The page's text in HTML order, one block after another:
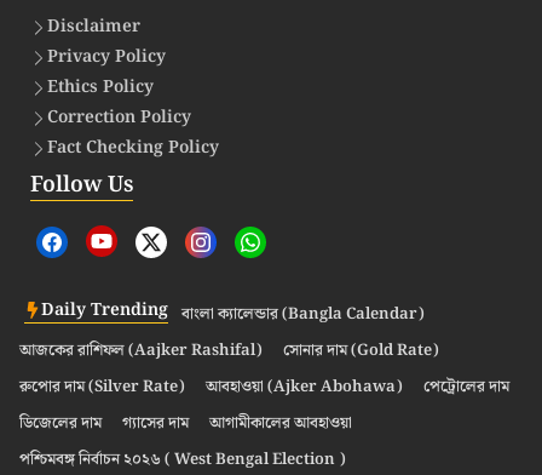
Disclaimer
Privacy Policy
Ethics Policy
Correction Policy
Fact Checking Policy
Follow Us
Daily Trending বাংলা ক্যালেন্ডার (Bangla Calendar)
আজকের রাশিফল (Aajker Rashifal)
সোনার দাম (Gold Rate)
রুপোর দাম (Silver Rate)
আবহাওয়া (Ajker Abohawa)
পেট্রোলের দাম
ডিজেলের দাম
গ্যাসের দাম
আগামীকালের আবহাওয়া
পশ্চিমবঙ্গ নির্বাচন ২০২৬ ( West Bengal Election )